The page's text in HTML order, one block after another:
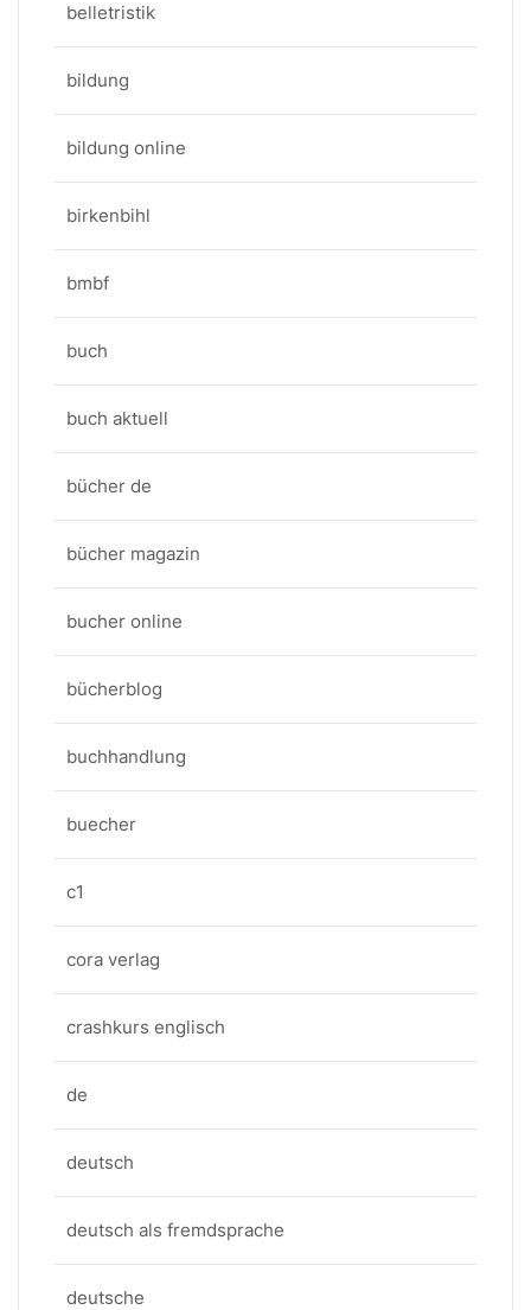
belletristik
bildung
bildung online
birkenbihl
bmbf
buch
buch aktuell
bücher de
bücher magazin
bucher online
bücherblog
buchhandlung
buecher
c1
cora verlag
crashkurs englisch
de
deutsch
deutsch als fremdsprache
deutsche